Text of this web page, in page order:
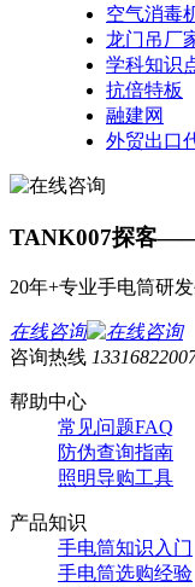
空气消毒
龙门吊厂
学科知识
抗倍特板
融建网
外贸出口
TANK007探客
20年+专业手电筒研
在线咨询
咨询热线
帮助中心
常见问题FAQ
防伪查询指南
照明导购工具
产品知识
手电筒知识入门
手电筒选购经验